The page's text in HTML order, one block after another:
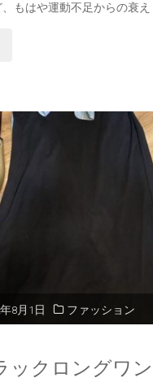
もはや運動不足からの衰え
8月1日 ファッション
ックロングワ